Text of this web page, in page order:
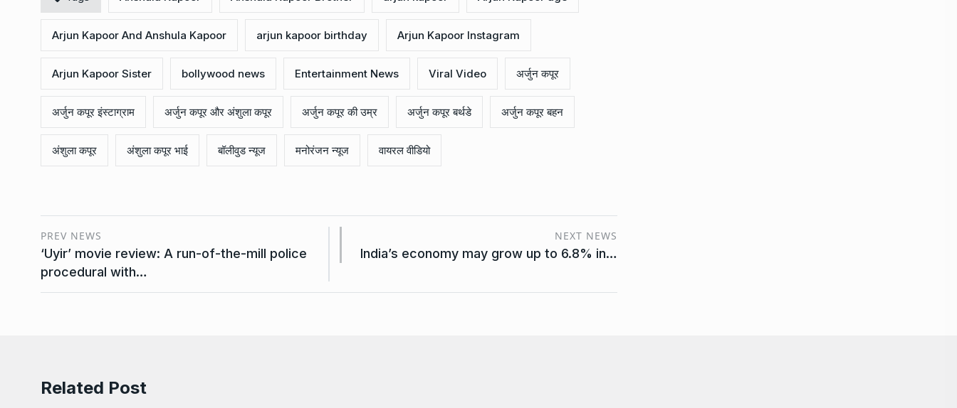
Arjun Kapoor And Anshula Kapoor arjun kapoor birthday Arjun Kapoor Instagram
Arjun Kapoor Sister bollywood news Entertainment News Viral Video अर्जुन कपूर
अर्जुन कपूर इंस्टाग्राम अर्जुन कपूर और अंशुला कपूर अर्जुन कपूर की उम्र अर्जुन कपूर बर्थडे अर्जुन कपूर बहन
अंशुला कपूर अंशुला कपूर भाई बॉलीवुड न्यूज मनोरंजन न्यूज वायरल वीडियो
PREV NEWS
‘Uyir’ movie review: A run-of-the-mill police
procedural with…
NEXT NEWS
India’s economy may grow up to 6.8% in…
Related Post